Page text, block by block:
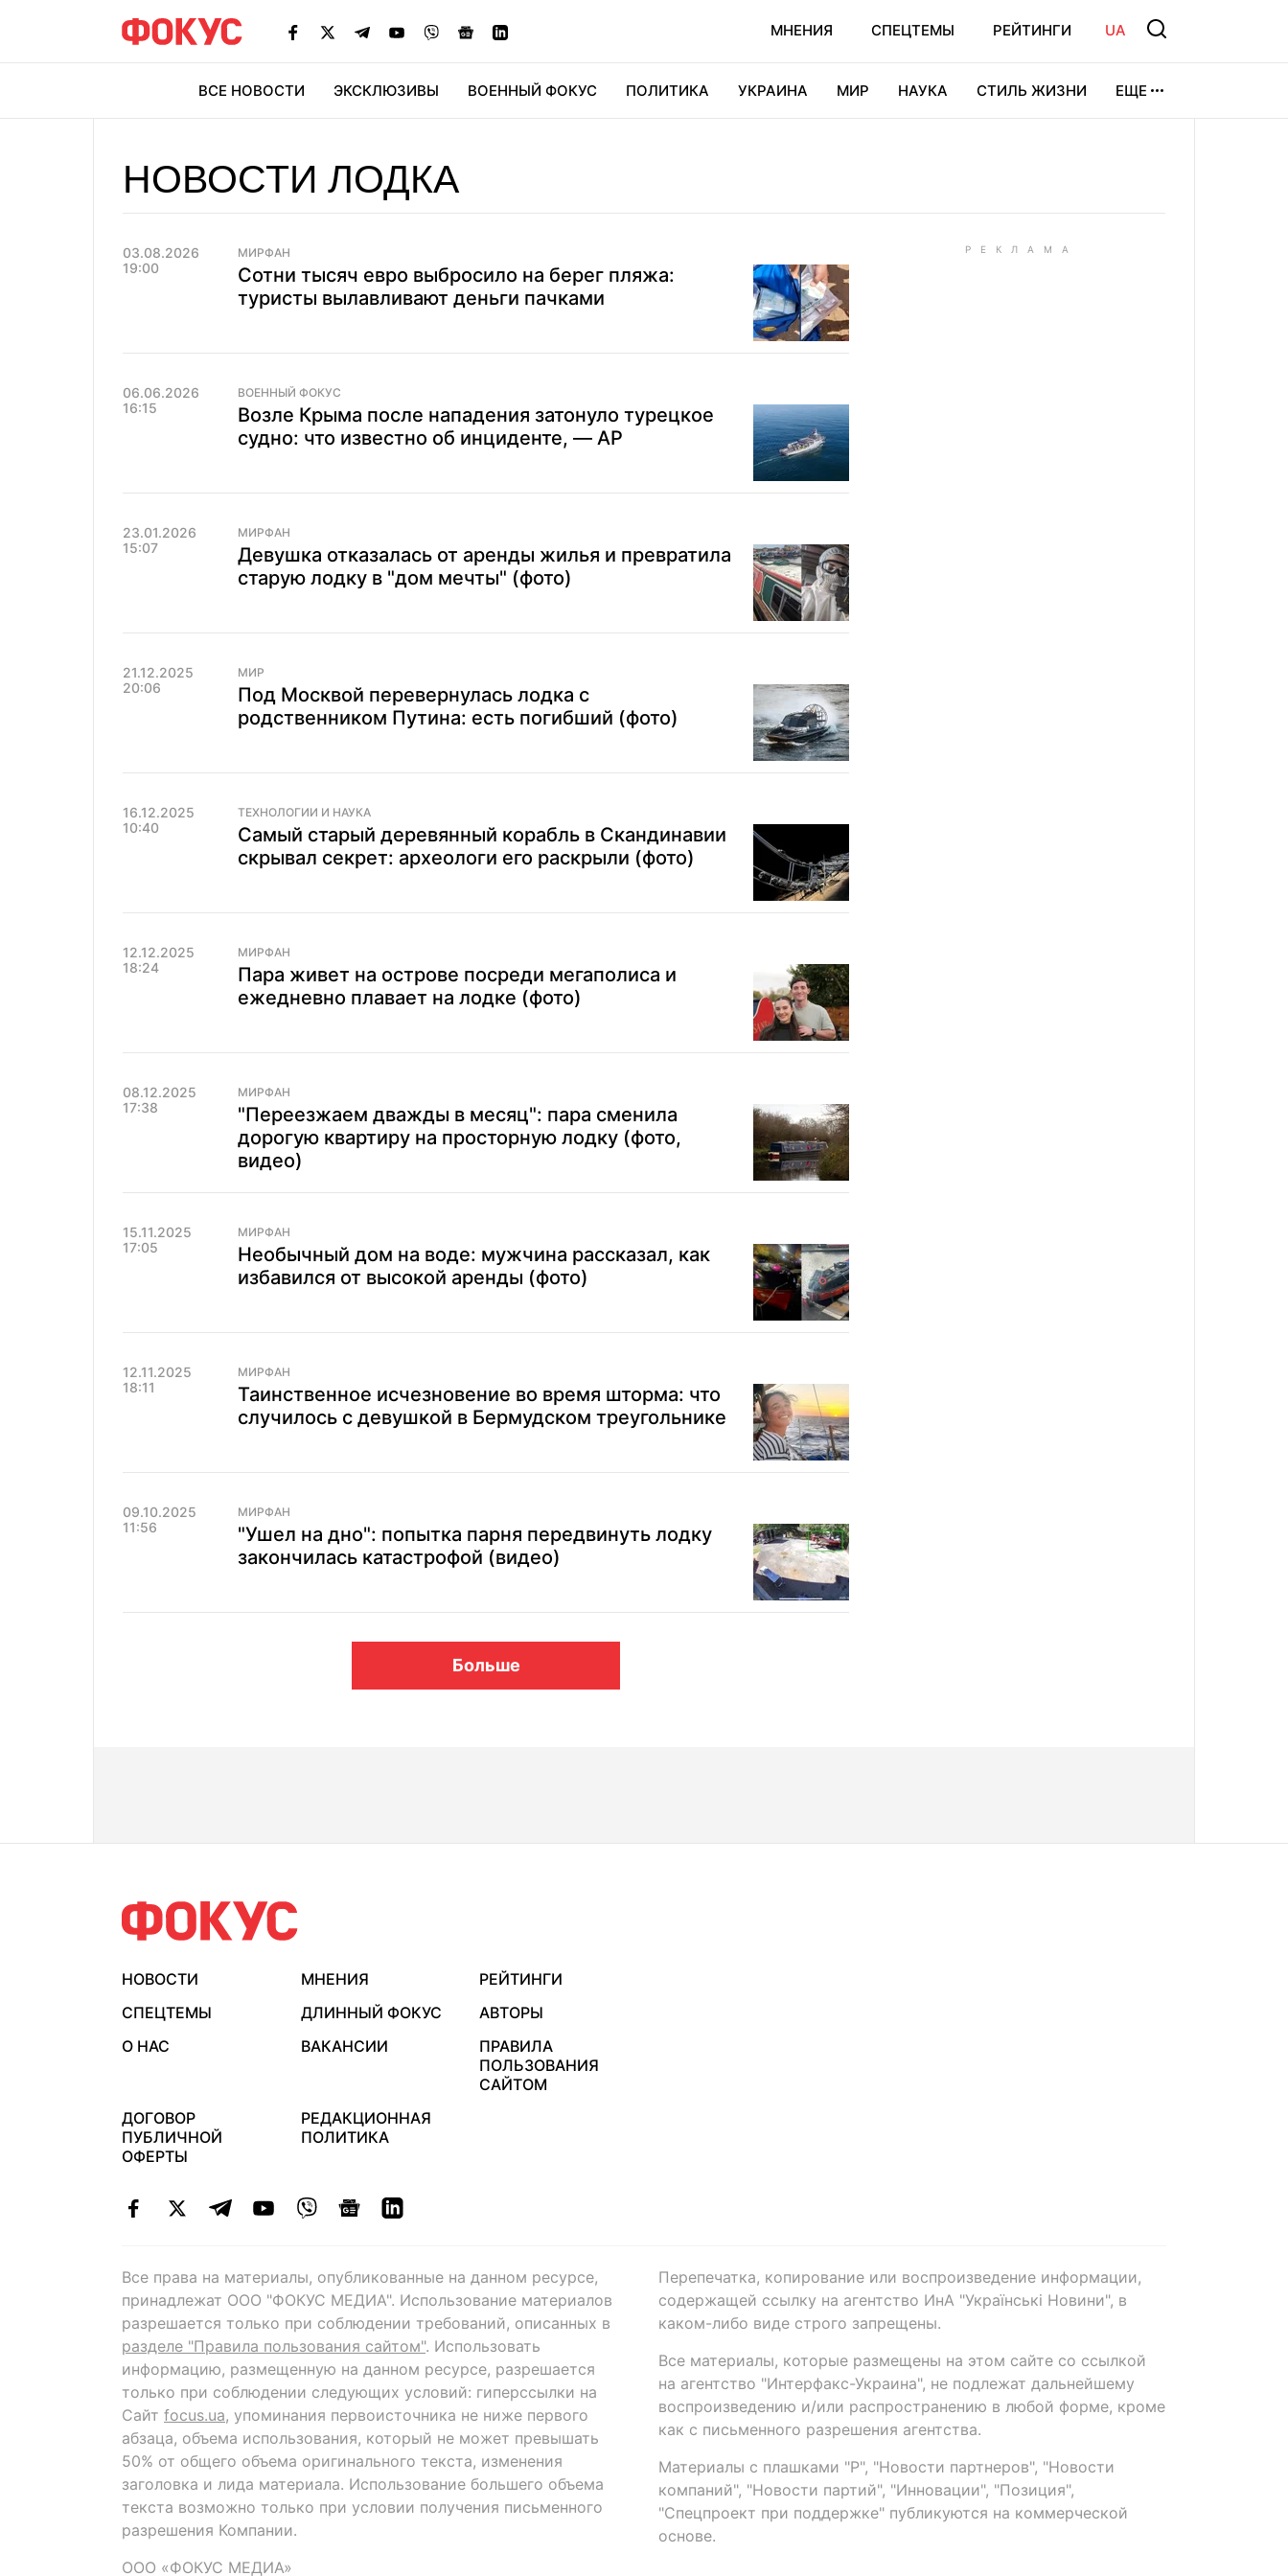
МНЕНИЯ СПЕЦТЕМЫ РЕЙТИНГИ UA
ВСЕ НОВОСТИ ЭКСКЛЮЗИВЫ ВОЕННЫЙ ФОКУС ПОЛИТИКА УКРАИНА МИР НАУКА СТИЛЬ ЖИЗНИ ЕЩЕ
НОВОСТИ ЛОДКА
03.08.2026
19:00
МИРФАН
Сотни тысяч евро выбросило на берег пляжа:
туристы вылавливают деньги пачками
06.06.2026
16:15
ВОЕННЫЙ ФОКУС
Возле Крыма после нападения затонуло турецкое
судно: что известно об инциденте, — AP
23.01.2026
15:07
МИРФАН
Девушка отказалась от аренды жилья и превратила
старую лодку в "дом мечты" (фото)
21.12.2025
20:06
МИР
Под Москвой перевернулась лодка с
родственником Путина: есть погибший (фото)
16.12.2025
10:40
ТЕХНОЛОГИИ И НАУКА
Самый старый деревянный корабль в Скандинавии
скрывал секрет: археологи его раскрыли (фото)
12.12.2025
18:24
МИРФАН
Пара живет на острове посреди мегаполиса и
ежедневно плавает на лодке (фото)
08.12.2025
17:38
МИРФАН
"Переезжаем дважды в месяц": пара сменила
дорогую квартиру на просторную лодку (фото,
видео)
15.11.2025
17:05
МИРФАН
Необычный дом на воде: мужчина рассказал, как
избавился от высокой аренды (фото)
12.11.2025
18:11
МИРФАН
Таинственное исчезновение во время шторма: что
случилось с девушкой в Бермудском треугольнике
09.10.2025
11:56
МИРФАН
"Ушел на дно": попытка парня передвинуть лодку
закончилась катастрофой (видео)
Больше
НОВОСТИ МНЕНИЯ
РЕЙТИНГИ
СПЕЦТЕМЫ
ДЛИННЫЙ ФОКУС
АВТОРЫ
О НАС
ВАКАНСИИ
ПРАВИЛА
ПОЛЬЗОВАНИЯ
САЙТОМ
ДОГОВОР
ПУБЛИЧНОЙ
ОФЕРТЫ
РЕДАКЦИОННАЯ
ПОЛИТИКА
Все права на материалы, опубликованные на данном ресурсе,
принадлежат ООО "ФОКУС МЕДИА". Использование материалов
разрешается только при соблюдении требований, описанных в
разделе "Правила пользования сайтом". Использовать
информацию, размещенную на данном ресурсе, разрешается
только при соблюдении следующих условий: гиперссылки на
Сайт focus.ua, упоминания первоисточника не ниже первого
абзаца, объема использования, который не может превышать
50% от общего объема оригинального текста, изменения
заголовка и лида материала. Использование большего объема
текста возможно только при условии получения письменного
разрешения Компании.
ООО «ФОКУС МЕДИА»
Перепечатка, копирование или воспроизведение информации,
содержащей ссылку на агентство ИнА "Українські Новини", в
каком-либо виде строго запрещены.
Все материалы, которые размещены на этом сайте со ссылкой
на агентство "Интерфакс-Украина", не подлежат дальнейшему
воспроизведению и/или распространению в любой форме, кроме
как с письменного разрешения агентства.
Материалы с плашками "Р", "Новости партнеров", "Новости
компаний", "Новости партий", "Инновации", "Позиция",
"Спецпроект при поддержке" публикуются на коммерческой
основе.